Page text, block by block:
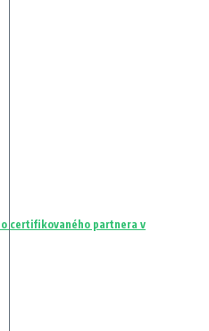
certifikovaného partnera v